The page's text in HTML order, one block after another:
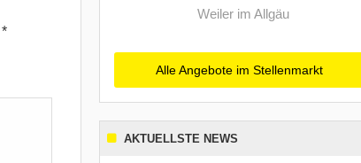
*
Weiler im Allgäu
Alle Angebote im Stellenmarkt
AKTUELLSTE NEWS